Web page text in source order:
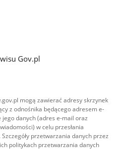
Gov.pl
mogą zawierać adresy skrzynek
z odnośnika będącego adresem e-
danych (adres e-mail oraz
w celu przesłania
przetwarzania danych przez
politykach przetwarzania danych